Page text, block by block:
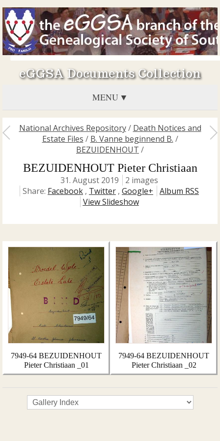
eGGSA Documents Collection
MENU
National Archives Repository/ Death Notices and
Estate Files / B. Vanne beginnend B. /
BEZUIDENHOUT /
BEZUIDENHOUT Pieter Christiaan
31. August 2019
2 images
Share: Facebook , Twitter , Google+
Album RSS
View Slideshow
7949-64 BEZUIDENHOUT
Pieter Christiaan _01
7949-64 BEZUIDENHOUT
Pieter Christiaan _02